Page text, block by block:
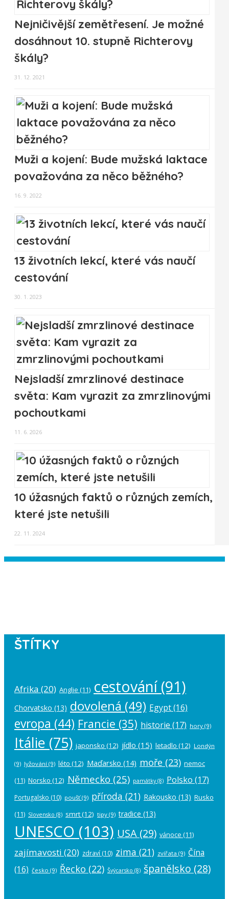
Nejničivější zemětřesení. Je možné
dosáhnout 10. stupně Richterovy
škály?
31. 12. 2021
Muži a kojení: Bude mužská laktace
považována za něco běžného?
16. 9. 2022
13 životních lekcí, které vás naučí
cestování
30. 1. 2023
Nejsladší zmrzlinové destinace
světa: Kam vyrazit za zmrzlinovými
pochoutkami
11. 6. 2026
10 úžasných faktů o různých zemích,
které jste netušili
22. 11. 2024
ŠTÍTKY
Afrika (20) Anglie (11) cestování(91)
Chorvatsko (13) dovolená (49) Egypt(16)
evropa (44) Francie (35) historie (17) hory (9)
Itálie (75) japonsko (12) jídlo (15) letadlo (12) Londýn
(9) lyžování (9) léto (12) Maďarsko (14) moře (23) nemoc
(11) Norsko (12) Německo (25) památky(8) Polsko (17)
Portugalsko (10) poušť(9) příroda (21) Rakousko (13) Rusko
(11) Slovensko (8) smrt(12) tipy (9) tradice (13)
UNESCO (103) USA (29) vánoce (11)
zajímavosti (20) zdraví (10) zima (21) zvířata (9) Čína
(16) česko (9) Řecko (22) Švýcarsko (8) španělsko (28)